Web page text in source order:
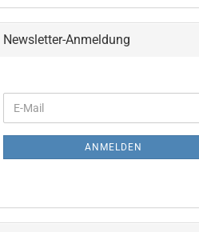
Newsletter-Anmeldung
ZUR
E-
Mail
ANMELDEN